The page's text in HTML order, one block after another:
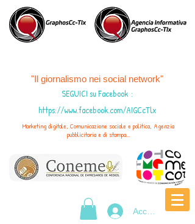
"Il giornalismo nei social network"
SEGUICI su Facebook :
https://www.facebook.com/AIGCcTlx
Marketing digitale, Comunicazione sociale e politica, Agenzia
pubblicitaria e di stampa...
Accedi